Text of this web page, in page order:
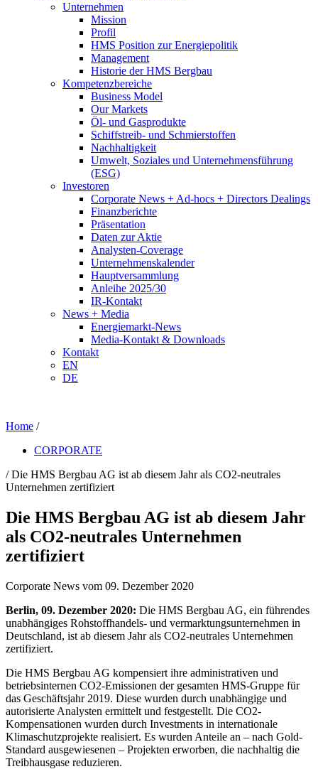
Unternehmen
Mission
Profil
HMS Position zur Energiepolitik
Management
Historie der HMS Bergbau
Kompetenzbereiche
Business Model
Our Markets
Öl- und Gasprodukte
Schiffstreib- und Schmierstoffen
Nachhaltigkeit
Umwelt, Soziales und Unternehmensführung
(ESG)
Investoren
Corporate News + Ad-hocs + Directors Dealings
Finanzberichte
Präsentation
Daten zur Aktie
Analysten-Coverage
Unternehmenskalender
Hauptversammlung
Anleihe 2025/30
IR-Kontakt
News + Media
Energiemarkt-News
Media-Kontakt & Downloads
Kontakt
EN
DE
Home /
CORPORATE
/ Die HMS Bergbau AG ist ab diesem Jahr als CO2-neutrales
Unternehmen zertifiziert
Die HMS Bergbau AG ist ab diesem Jahr
als CO2-neutrales Unternehmen
zertifiziert
Corporate News vom 09. Dezember 2020
Berlin, 09. Dezember 2020: Die HMS Bergbau AG, ein führendes
unabhängiges Rohstoffhandels- und vermarktungsunternehmen in
Deutschland, ist ab diesem Jahr als CO2-neutrales Unternehmen
zertifiziert.
Die HMS Bergbau AG kompensiert ihre administrativen und
betriebsinternen CO2-Emissionen der gesamten HMS-Gruppe für
das Geschäftsjahr 2019. Diese wurden durch unabhängige und
autorisierte Analysten ermittelt und festgestellt. Die CO2-
Kompensationen wurden durch Investments in internationale
Klimaschutzprojekte realisiert. Es wurden Anteile an – nach Gold-
Standard ausgewiesenen – Projekten erworben, die nachhaltig die
Treibhausgase reduzieren.